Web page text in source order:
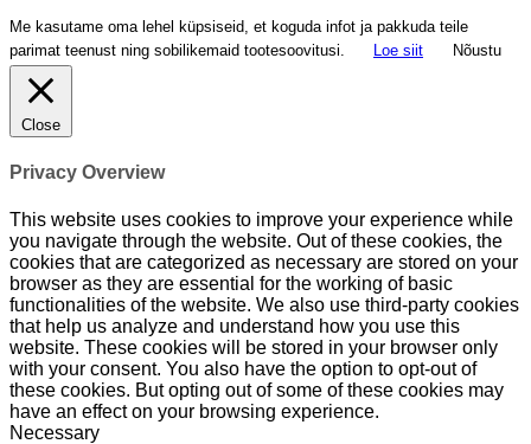
Me kasutame oma lehel küpsiseid, et koguda infot ja pakkuda teile
parimat teenust ning sobilikemaid tootesoovitusi.
Loe siit Nõustu
Close
Privacy Overview
This website uses cookies to improve your experience while
you navigate through the website. Out of these cookies, the
cookies that are categorized as necessary are stored on your
browser as they are essential for the working of basic
functionalities of the website. We also use third-party cookies
that help us analyze and understand how you use this
website. These cookies will be stored in your browser only
with your consent. You also have the option to opt-out of
these cookies. But opting out of some of these cookies may
have an effect on your browsing experience.
Necessary